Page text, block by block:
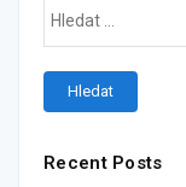
Recent Posts